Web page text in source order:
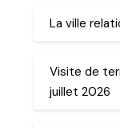
La ville
Visite de
juillet 2026